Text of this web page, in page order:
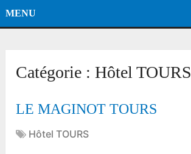
MENU
Catégorie :Hôtel TOURS
LE MAGINOT TOURS
Hôtel TOURS